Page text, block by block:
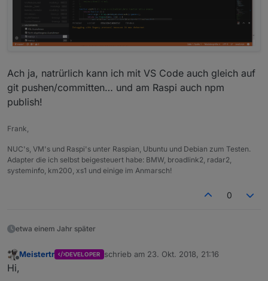
Ach ja, natrürlich kann ich mit VS Code auch gleich auf
git pushen/committen… und am Raspi auch npm
publish!
Frank,
NUC's, VM's und Raspi's unter Raspian, Ubuntu und Debian zum Testen.
Adapter die ich selbst beigesteuert habe: BMW, broadlink2, radar2,
systeminfo, km200, xs1 und einige im Anmarsch!
0
etwa einem Jahr später
Meistertr DEVELOPER schrieb am 23. Okt. 2018, 21:16
zuletzt editiert von
Hi,